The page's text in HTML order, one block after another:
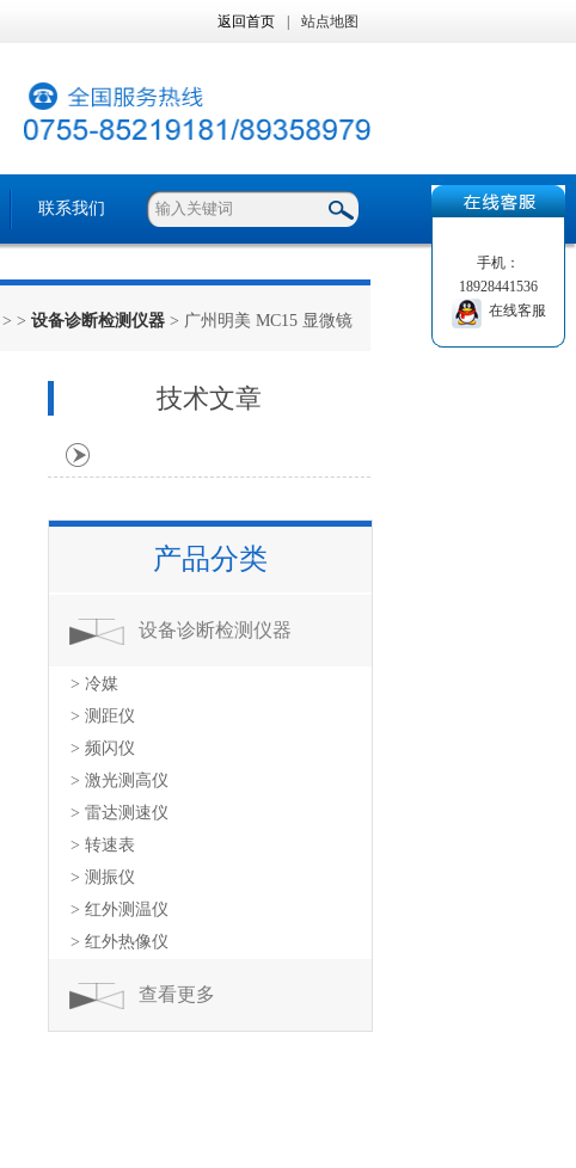
返回首页 站点地图
联系我们
> > 设备诊断检测仪器 > 广州明美 MC15 显微镜
技术文章
产品分类
设备诊断检测仪器
> 冷媒
> 测距仪
> 频闪仪
> 激光测高仪
> 雷达测速仪
> 转速表
> 测振仪
> 红外测温仪
> 红外热像仪
查看更多
手机：
18928441536
在线客服